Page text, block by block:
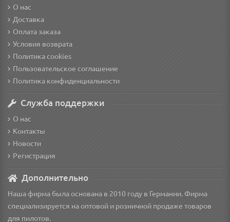
О нас
Доставка
Оплата заказа
Условия возврата
Политика cookies
Пользовательское соглашение
Политика конфиденциальности
Служба поддержки
О нас
Контакты
Новости
Регистрация
Дополнительно
Наша фирма была основана в 2010 году в Германии. Фирма
специализируется на оптовой и розничной продаже товаров
для пилотов.